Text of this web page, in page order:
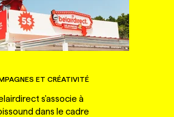
ET CRÉATIVITÉ
s'associe à
dans le cadre